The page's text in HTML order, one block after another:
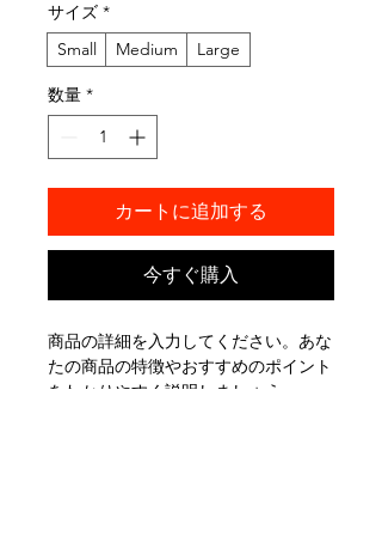
サイズ *
Small
Medium Large
数量 *
カートに追加する
今すぐ購入
商品の詳細を入力してください。あな
たの商品の特徴やおすすめのポイント
をわかりやすく説明しましょう。